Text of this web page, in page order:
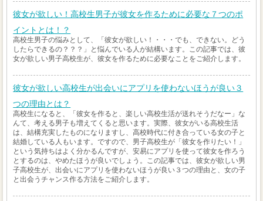
彼女が欲しい！高校生男子が彼女を作るために必要な７つのポ
イントとは！？
高校生男子の悩みとして、「彼女が欲しい！・・・でも、できない。どう
したらできるの？？？」と悩んでいる人が結構います。この記事では、彼
女が欲しい男子高校生が、彼女を作るために必要なことをご紹介します。
彼女が欲しい高校生が出会いにアプリを使わないほうが良い３
つの理由とは？
高校生になると、「彼女を作ると、楽しい高校生活が送れそうだなー」な
んて、考える男子も増えてくると思います。実際、彼女がいる高校生活
は、結構充実したものになりますし、高校時代に付き合っている女の子と
結婚している人もいます。ですので、男子高校生が「彼女を作りたい！」
という気持ちはよく分かるんですが、安易にアプリを使って彼女を作ろう
とするのは、やめたほうが良いでしょう。この記事では、彼女が欲しい男
子高校生が、出会いにアプリを使わないほうが良い３つの理由と、女の子
と出会うチャンス作る方法をご紹介します。